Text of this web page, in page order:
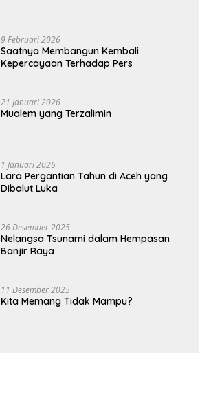
9 Februari 2026
Saatnya Membangun Kembali
Kepercayaan Terhadap Pers
21 Januari 2026
Mualem yang Terzalimin
1 Januari 2026
Lara Pergantian Tahun di Aceh yang
Dibalut Luka
26 Desember 2025
Nelangsa Tsunami dalam Hempasan
Banjir Raya
11 Desember 2025
Kita Memang Tidak Mampu?